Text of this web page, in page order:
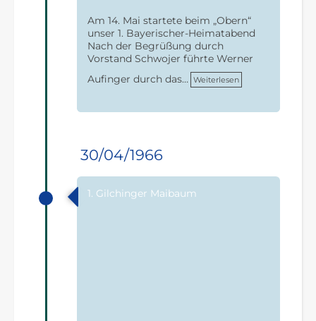
Am 14. Mai startete beim „Obern“
unser 1. Bayerischer-Heimatabend
Nach der Begrüßung durch
Vorstand Schwojer führte Werner
Aufinger durch das… Weiterlesen
30/04/1966
1. Gilchinger Maibaum